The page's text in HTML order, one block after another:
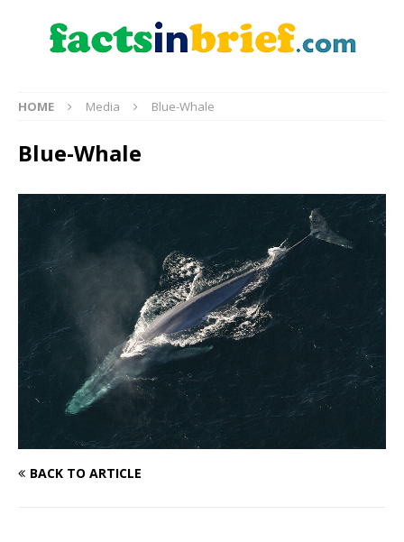
HOME Media Blue-Whale
Blue-Whale
BACK TO ARTICLE